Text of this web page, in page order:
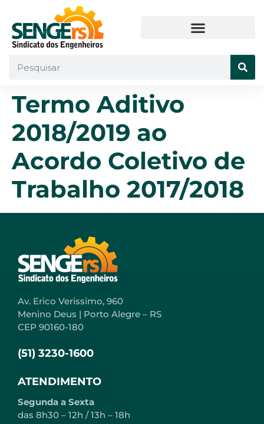
Termo Aditivo
2018/2019 ao
Acordo Coletivo de
Trabalho 2017/2018
Av. Erico Verissimo, 960
Menino Deus | Porto Alegre – RS
CEP 90160-180
(51) 3230-1600
ATENDIMENTO
Segunda a Sexta
das 8h30 – 12h / 13h – 18h